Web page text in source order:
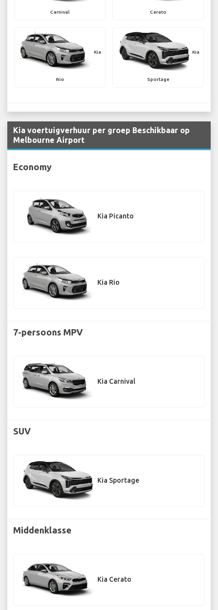
Carnival Cerato
Kia
Rio
Kia
Sportage
Kia voertuigverhuur per groep Beschikbaar op
Melbourne Airport
Economy
Kia Picanto
Kia Rio
7-persoons MPV
Kia Carnival
SUV
Kia Sportage
Middenklasse
Kia Cerato